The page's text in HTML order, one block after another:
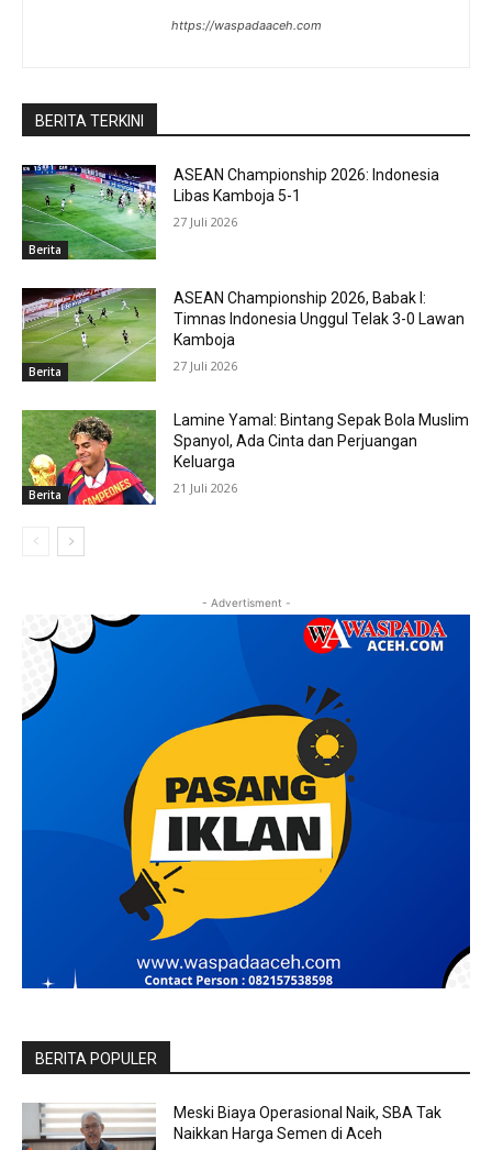
https://waspadaaceh.com
BERITA TERKINI
Berita
ASEAN Championship 2026: Indonesia
Libas Kamboja 5-1
27 Juli 2026
Berita
ASEAN Championship 2026, Babak I:
Timnas Indonesia Unggul Telak 3-0 Lawan
Kamboja
27 Juli 2026
Berita
Lamine Yamal: Bintang Sepak Bola Muslim
Spanyol, Ada Cinta dan Perjuangan
Keluarga
21 Juli 2026
- Advertisment -
BERITA POPULER
Meski Biaya Operasional Naik, SBA Tak
Naikkan Harga Semen di Aceh